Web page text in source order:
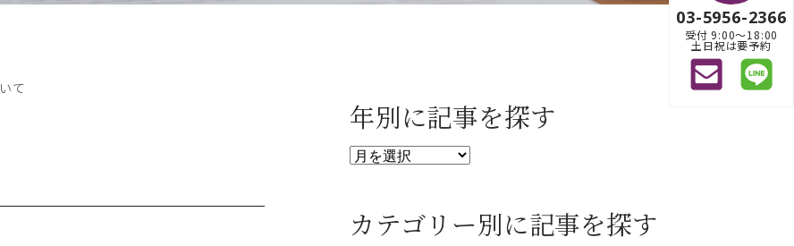
て
年別に記事を探す
カテゴリー別に記事を探す
03-5956-2366
受付 9:00〜18:00
土日祝は要予約